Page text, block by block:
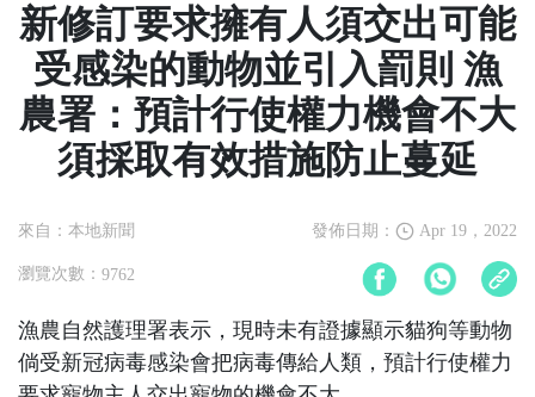
新修訂要求擁有人須交出可能
受感染的動物並引入罰則 漁
農署：預計行使權力機會不大
須採取有效措施防止蔓延
來自：本地新聞 發佈日期： Apr 19，2022
瀏覽次數： 9762
漁農自然護理署表示，現時未有證據顯示貓狗等動物
倘受新冠病毒感染會把病毒傳給人類，預計行使權力